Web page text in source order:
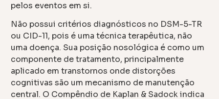
pelos eventos em si.
Não possui critérios diagnósticos no DSM-5-TR
ou CID-11, pois é uma técnica terapêutica, não
uma doença. Sua posição nosológica é como um
componente de tratamento, principalmente
aplicado em transtornos onde distorções
cognitivas são um mecanismo de manutenção
central. O Compêndio de Kaplan & Sadock indica